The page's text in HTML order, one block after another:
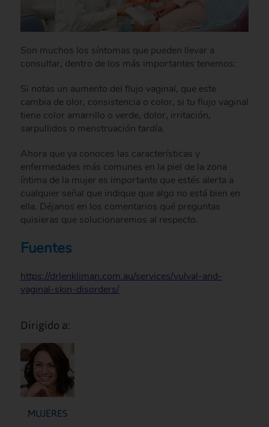
Son muchos los síntomas que pueden llevar a
consultar, dentro de los más importantes tenemos:
Si notas un aumento del flujo vaginal, que este
cambia de olor, consistencia o color, si tu flujo vaginal
tiene color amarrillo o verde, dolor, irritación,
sarpullidos o menstruación tardía.
Ahora que ya conoces las características y
enfermedades más comunes en la piel de la zona
íntima de la mujer es importante que estés alerta a
cualquier señal que indique que algo no está bien en
ella. Déjanos en los comentarios qué preguntas
quisieras que solucionaremos al respecto.
Fuentes
https://drlenkliman.com.au/services/vulval-and-
vaginal-skin-disorders/
Dirigido a:
MUJERES